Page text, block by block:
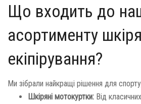
Що входить до
асортименту
екіпірування?
Ми зібрали найкращі рішення для
Шкіряні мотокуртки: Від